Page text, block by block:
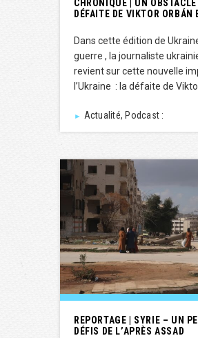
CHRONIQUE | UN
DÉFAITE DE VIKTOR ORBÁN
Dans cette édition de
guerre , la journaliste
revient sur cette nouvelle
l’Ukraine : la défaite de
► Actualité, Podcast :
REPORTAGE | SYRIE – UN
DÉFIS DE L’APRÈS ASSAD